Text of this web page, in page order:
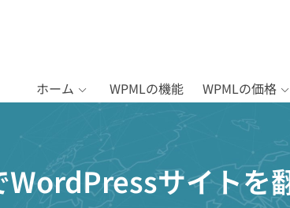
ホーム WPMLの機能 WPMLの価格
WordPressサイトを